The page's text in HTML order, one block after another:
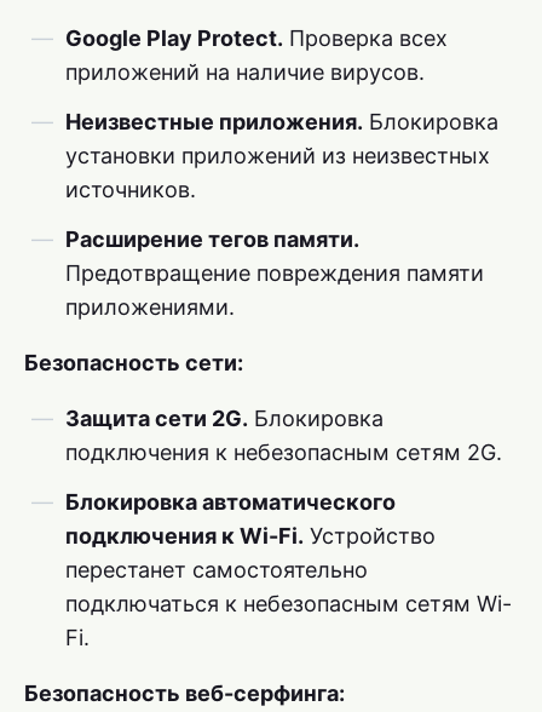
Google Play Protect. Проверка всех
приложений на наличие вирусов.
Неизвестные приложения. Блокировка
установки приложений из неизвестных
источников.
Расширение тегов памяти.
Предотвращение повреждения памяти
приложениями.
Безопасность сети:
Защита сети 2G. Блокировка
подключения к небезопасным сетям 2G.
Блокировка автоматического
подключения к Wi-Fi. Устройство
перестанет самостоятельно
подключаться к небезопасным сетям Wi-
Fi.
Безопасность веб-серфинга: